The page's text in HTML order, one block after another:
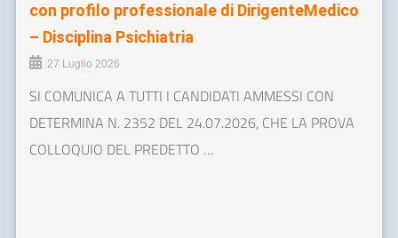
con profilo professionale di DirigenteMedico
– Disciplina Psichiatria
27 Luglio 2026
SI COMUNICA A TUTTI I CANDIDATI AMMESSI CON
DETERMINA N. 2352 DEL 24.07.2026, CHE LA PROVA
COLLOQUIO DEL PREDETTO …